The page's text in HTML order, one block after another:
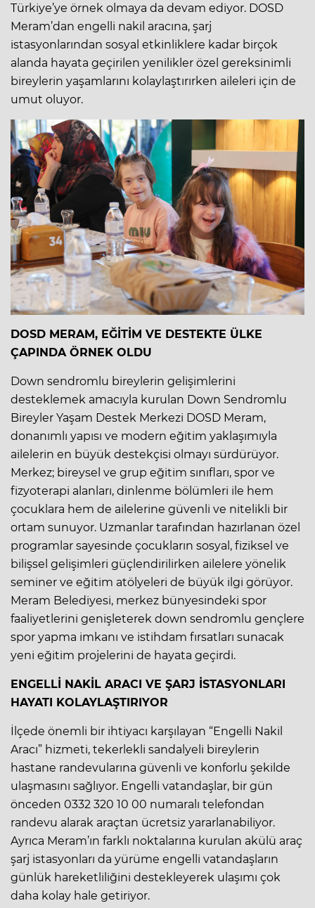
Türkiye’ye örnek olmaya da devam ediyor. DOSD
Meram’dan engelli nakil aracına, şarj
istasyonlarından sosyal etkinliklere kadar birçok
alanda hayata geçirilen yenilikler özel gereksinimli
bireylerin yaşamlarını kolaylaştırırken aileleri için de
umut oluyor.
DOSD MERAM, EĞİTİM VE DESTEKTE ÜLKE
ÇAPINDA ÖRNEK OLDU
Down sendromlu bireylerin gelişimlerini
desteklemek amacıyla kurulan Down Sendromlu
Bireyler Yaşam Destek Merkezi DOSD Meram,
donanımlı yapısı ve modern eğitim yaklaşımıyla
ailelerin en büyük destekçisi olmayı sürdürüyor.
Merkez; bireysel ve grup eğitim sınıfları, spor ve
fizyoterapi alanları, dinlenme bölümleri ile hem
çocuklara hem de ailelerine güvenli ve nitelikli bir
ortam sunuyor. Uzmanlar tarafından hazırlanan özel
programlar sayesinde çocukların sosyal, fiziksel ve
bilişsel gelişimleri güçlendirilirken ailelere yönelik
seminer ve eğitim atölyeleri de büyük ilgi görüyor.
Meram Belediyesi, merkez bünyesindeki spor
faaliyetlerini genişleterek down sendromlu gençlere
spor yapma imkanı ve istihdam fırsatları sunacak
yeni eğitim projelerini de hayata geçirdi.
ENGELLİ NAKİL ARACI VE ŞARJ İSTASYONLARI
HAYATI KOLAYLAŞTIRIYOR
İlçede önemli bir ihtiyacı karşılayan “Engelli Nakil
Aracı” hizmeti, tekerlekli sandalyeli bireylerin
hastane randevularına güvenli ve konforlu şekilde
ulaşmasını sağlıyor. Engelli vatandaşlar, bir gün
önceden 0332 320 10 00 numaralı telefondan
randevu alarak araçtan ücretsiz yararlanabiliyor.
Ayrıca Meram’ın farklı noktalarına kurulan akülü araç
şarj istasyonları da yürüme engelli vatandaşların
günlük hareketliliğini destekleyerek ulaşımı çok
daha kolay hale getiriyor.